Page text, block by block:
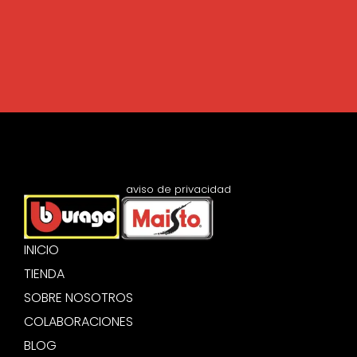
INICIO
TIENDA
SOBRE NOSOTROS
COLABORACIONES
BLOG
aviso de privacidad